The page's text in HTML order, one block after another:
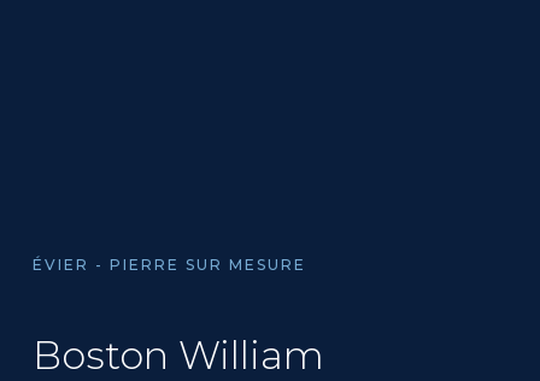
ÉVIER - PIERRE SUR MESURE
Boston William